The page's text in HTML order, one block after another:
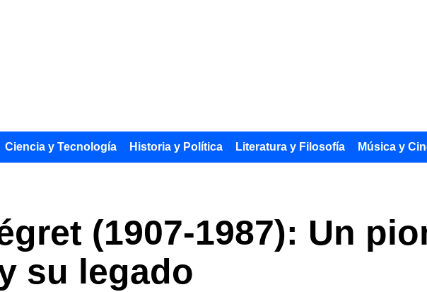
Ciencia y Tecnología Historia y Política Literatura y Filosofía Música y
(1907-1987): Un
su legado